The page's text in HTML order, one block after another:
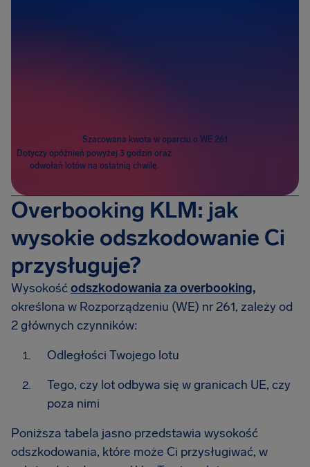
Szacowana kwota w oparciu o WE 261
Dotyczy opóźnień powyżej 3 godzin oraz
odwołań lotów na ostatnią chwilę.
Overbooking KLM: jak
wysokie odszkodowanie Ci
przysługuje?
Wysokośćodszkodowania za overbooking,
określona w Rozporządzeniu (WE) nr 261, zależy od
2 głównych czynników:
Odległości Twojego lotu
Tego, czy lot odbywa się w granicach UE, czy
poza nimi
Poniższa tabela jasno przedstawia wysokość
odszkodowania, które może Ci przysługiwać, w